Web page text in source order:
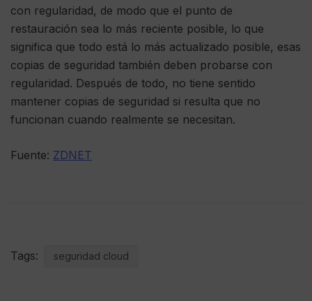
con regularidad, de modo que el punto de
restauración sea lo más reciente posible, lo que
significa que todo está lo más actualizado posible, esas
copias de seguridad también deben probarse con
regularidad. Después de todo, no tiene sentido
mantener copias de seguridad si resulta que no
funcionan cuando realmente se necesitan.
Fuente: ZDNET
Tags: seguridad cloud